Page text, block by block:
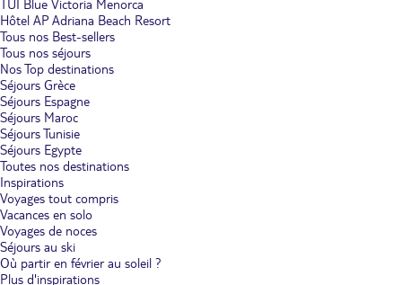
TUI Blue Victoria Menorca
Hôtel AP Adriana Beach Resort
Tous nos Best-sellers
Tous nos séjours
Nos Top destinations
Séjours Grèce
Séjours Espagne
Séjours Maroc
Séjours Tunisie
Séjours Egypte
Toutes nos destinations
Inspirations
Voyages tout compris
Vacances en solo
Voyages de noces
Séjours au ski
Où partir en février au soleil ?
Plus d'inspirations